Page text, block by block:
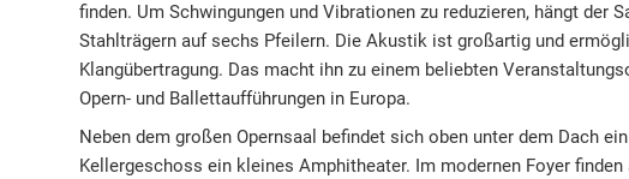
finden. Um Schwingungen und Vibrationen zu reduzieren, hängt der
Stahlträgern auf sechs Pfeilern. Die Akustik ist großartig und
Klangübertragung. Das macht ihn zu einem beliebten
Opern- und Ballettaufführungen in Europa.
Neben dem großen Opernsaal befindet sich oben unter dem Dach
Kellergeschoss ein kleines Amphitheater. Im modernen Foyer